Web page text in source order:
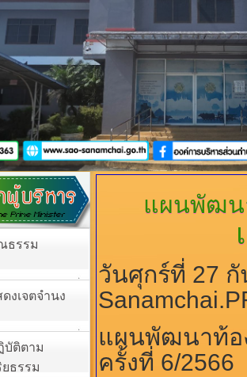
แผนพัฒน
วันศุกร์ที่ 27
แผนพัฒนาท้อ
ครั้งที่ 6/2566
ธรรม
งเจตจำนง
บัติตาม
ธรรม